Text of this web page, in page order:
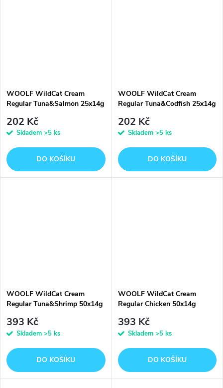
WOOLF WildCat Cream
Regular Tuna&Salmon 25x14g
202 Kč
Skladem >5 ks
DO KOŠÍKU
WOOLF WildCat Cream
Regular Tuna&Codfish 25x14g
202 Kč
Skladem >5 ks
DO KOŠÍKU
WOOLF WildCat Cream
Regular Tuna&Shrimp 50x14g
393 Kč
Skladem >5 ks
DO KOŠÍKU
WOOLF WildCat Cream
Regular Chicken 50x14g
393 Kč
Skladem >5 ks
DO KOŠÍKU